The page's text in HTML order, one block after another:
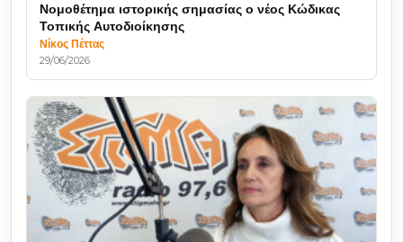
Νομοθέτημα ιστορικής σημασίας ο νέος Κώδικας
Τοπικής Αυτοδιοίκησης
Νίκος Πέττας
29/06/2026